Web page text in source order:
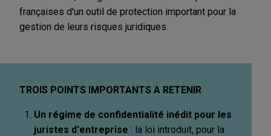
françaises d'un outil de protection important pour la
gestion de leurs risques juridiques.
TROIS POINTS IMPORTANTS A RETENIR
Un régime de confidentialité inédit pour les
juristes d'entreprise : la loi introduit, pour la